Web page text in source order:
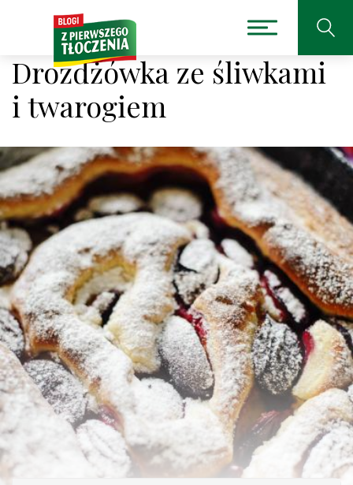
Drożdżówka ze śliwkami
i twarogiem